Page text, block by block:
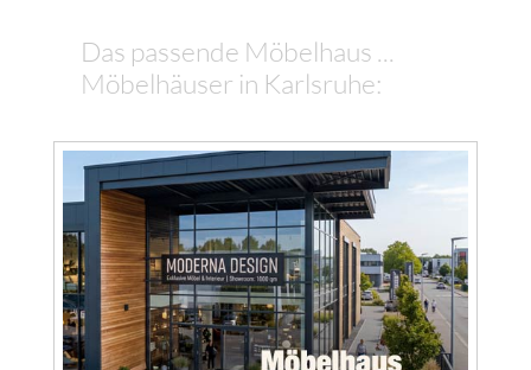
Das passende Möbelhaus ...
Möbelhäuser in Karlsruhe: